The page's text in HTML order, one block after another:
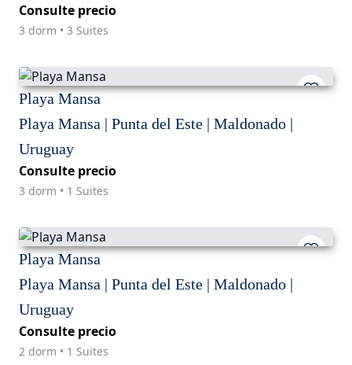
Consulte precio
3 dorm • 3 Suites
Playa Mansa
Playa Mansa | Punta del Este | Maldonado |
Uruguay
Consulte precio
3 dorm • 1 Suites
Playa Mansa
Playa Mansa | Punta del Este | Maldonado |
Uruguay
Consulte precio
2 dorm • 1 Suites